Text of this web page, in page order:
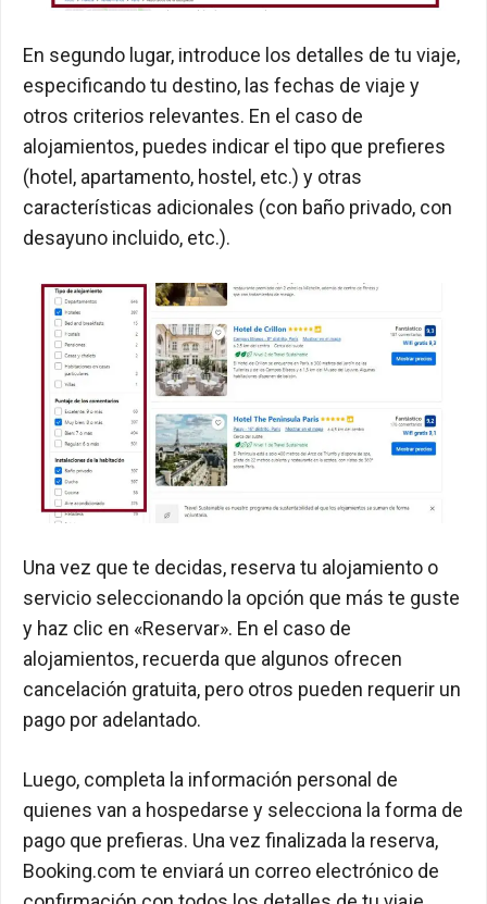
En segundo lugar, introduce los detalles de tu viaje,
especificando tu destino, las fechas de viaje y
otros criterios relevantes. En el caso de
alojamientos, puedes indicar el tipo que prefieres
(hotel, apartamento, hostel, etc.) y otras
características adicionales (con baño privado, con
desayuno incluido, etc.).
Una vez que te decidas, reserva tu alojamiento o
servicio seleccionando la opción que más te guste
y haz clic en «Reservar». En el caso de
alojamientos, recuerda que algunos ofrecen
cancelación gratuita, pero otros pueden requerir un
pago por adelantado.
Luego, completa la información personal de
quienes van a hospedarse y selecciona la forma de
pago que prefieras. Una vez finalizada la reserva,
Booking.com te enviará un correo electrónico de